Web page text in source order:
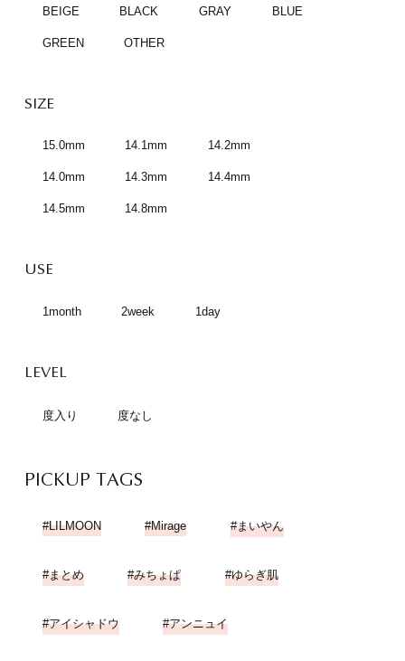
BEIGE BLACK GRAY BLUE
GREEN OTHER
SIZE
15.0mm 14.1mm 14.2mm
14.0mm 14.3mm 14.4mm
14.5mm 14.8mm
USE
1month 2week 1day
LEVEL
度入り 度なし
PICKUP TAGS
LILMOON Mirage まいやん
まとめ みちょぱ ゆらぎ肌
アイシャドウ アンニュイ